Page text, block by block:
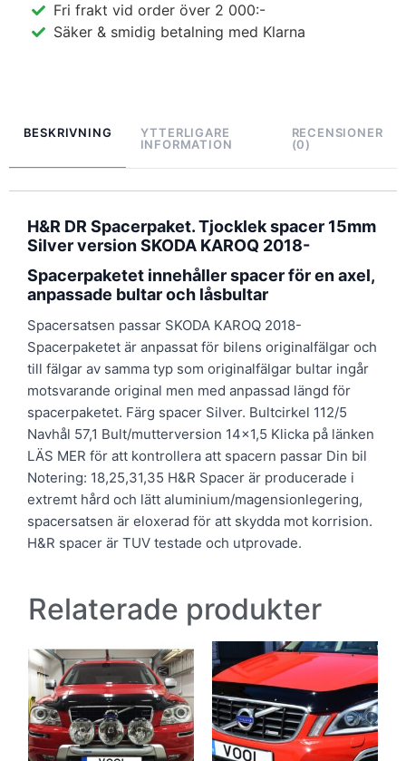
Fri frakt vid order över 2 000:-
Säker & smidig betalning med Klarna
BESKRIVNING
YTTERLIGARE
INFORMATION
RECENSIONER
(0)
H&R DR Spacerpaket. Tjocklek spacer 15mm
Silver version SKODA KAROQ 2018-
Spacerpaketet innehåller spacer för en axel,
anpassade bultar och låsbultar
Spacersatsen passar SKODA KAROQ 2018-
Spacerpaketet är anpassat för bilens originalfälgar och
till fälgar av samma typ som originalfälgar bultar ingår
motsvarande original men med anpassad längd för
spacerpaketet. Färg spacer Silver. Bultcirkel 112/5
Navhål 57,1 Bult/mutterversion 14×1,5 Klicka på länken
LÄS MER för att kontrollera att spacern passar Din bil
Notering: 18,25,31,35 H&R Spacer är producerade i
extremt hård och lätt aluminium/magensionlegering,
spacersatsen är eloxerad för att skydda mot korrision.
H&R spacer är TUV testade och utprovade.
Relaterade produkter